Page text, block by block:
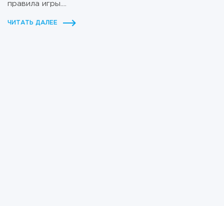
правила игры....
ЧИТАТЬ ДАЛЕЕ